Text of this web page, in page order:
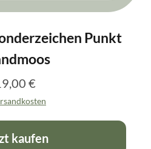
Punkt
Preis:
€
kaufen